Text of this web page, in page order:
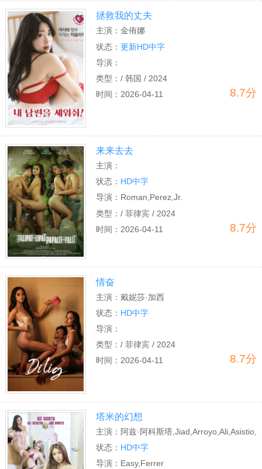
拯救我的丈夫
主演： 金侑娜
状态： 更新HD中字
导演：
类型： / 韩国 / 2024
时间： 2026-04-11 8.7分
来来去去
主演：
Denise,Esteban,Victor,Relosa,Aiko,Garcia
状态： HD中字
导演： Roman,Perez,Jr.
类型： / 菲律宾 / 2024
时间： 2026-04-11 8.7分
情奋
主演： 戴妮莎·加西
亚,Rica,Gonzales,Richard,Solano
状态： HD中字
导演：
类型： / 菲律宾 / 2024
时间： 2026-04-11 8.7分
塔米的幻想
主演： 阿兹·阿科斯塔,Jiad,Arroyo,Ali,Asistio,
埃里卡·巴拉格塔
斯,Shiena,Yu,Zia,Zamora,PJ,Rosario
状态： HD中字
导演： Easy,Ferrer